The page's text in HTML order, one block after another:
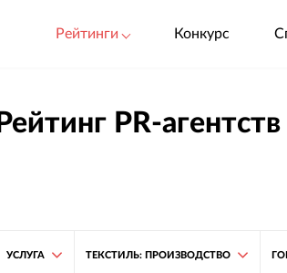
Рейтинги Конкурс
Рейтинг PR-
УСЛУГА ТЕКСТИЛЬ: ПРОИЗВОДСТВО